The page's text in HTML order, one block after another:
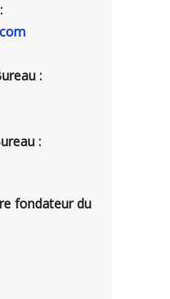
:
:
fondateur du